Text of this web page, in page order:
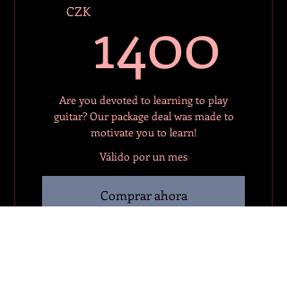
CZK 1400
Are you devoted to learning to play
guitar? Our package deal was made to
motivate you to learn!
Válido por un mes
Comprar ahora